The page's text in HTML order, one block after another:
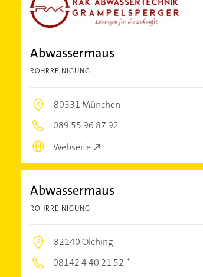
Abwassermaus
ROHRREINIGUNG
80331 München
089 55 96 87 92
Webseite
Abwassermaus
ROHRREINIGUNG
82140 Olching
08142 4 40 21 52